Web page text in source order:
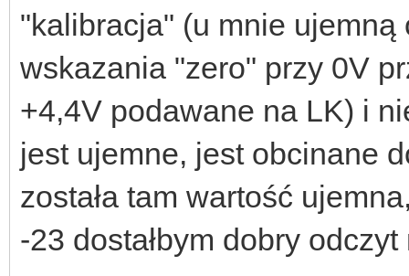
"kalibracja" (u mnie ujemną
wskazania "zero" przy 0V
+4,4V podawane na LK) i
jest ujemne, jest obcinane
została tam wartość
-23 dostałbym dobry